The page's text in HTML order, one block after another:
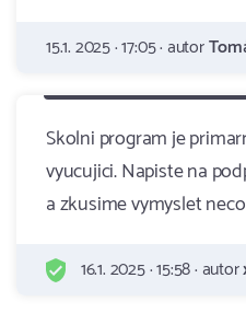
15.1. 2025 · 17:05 · autor
Skolni program je
vyucujici. Napiste na
a zkusime vymyslet
16.1. 2025 · 15:58 · autor